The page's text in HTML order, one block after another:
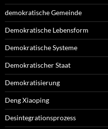
demokratische Gemeinde
Demokratische Lebensform
Demokratische Systeme
Demokratischer Staat
Demokratisierung
Deng Xiaoping
Desintegrationsprozess